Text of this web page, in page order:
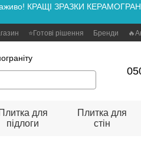
наживо! КРАЩІ ЗРАЗКИ
⭐Готові рішення Бренди
Плитка для
підлоги
Плитка для
стін